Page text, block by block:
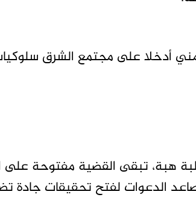
أدخلا على مجتمع الشرق
هبة، تبقى القضية مفتوحة على
الدعوات لفتح تحقيقات جادة